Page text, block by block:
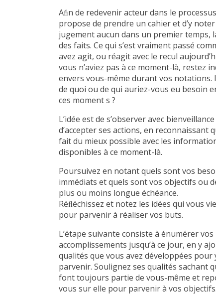
Aﬁn de redevenir acteur dans le
propose de prendre un cahier et d’y
jugement aucun dans un premier temps,
des faits. Ce qui s’est vraiment passé
avez agit, ou réagit avec le recul
vous n’aviez pas à ce moment-là, restez
envers vous-même durant vos notations.
de quoi ou de qui auriez-vous eu besoin
ces moment s ?
L’idée est de s’observer avec
d’accepter ses actions, en reconnaissant
fait du mieux possible avec les
disponibles à ce moment-là.
Poursuivez en notant quels sont vos
immédiats et quels sont vos objectifs ou
plus ou moins longue échéance.
Réﬂéchissez et notez les idées qui vous
pour parvenir à réaliser vos buts.
L’étape suivante consiste à énumérer vos
accomplissements jusqu’à ce jour, en y
qualités que vous avez développées pour
parvenir. Soulignez ses qualités sachant
font toujours partie de vous-même et
vous sur elle pour parvenir à vos objectifs.